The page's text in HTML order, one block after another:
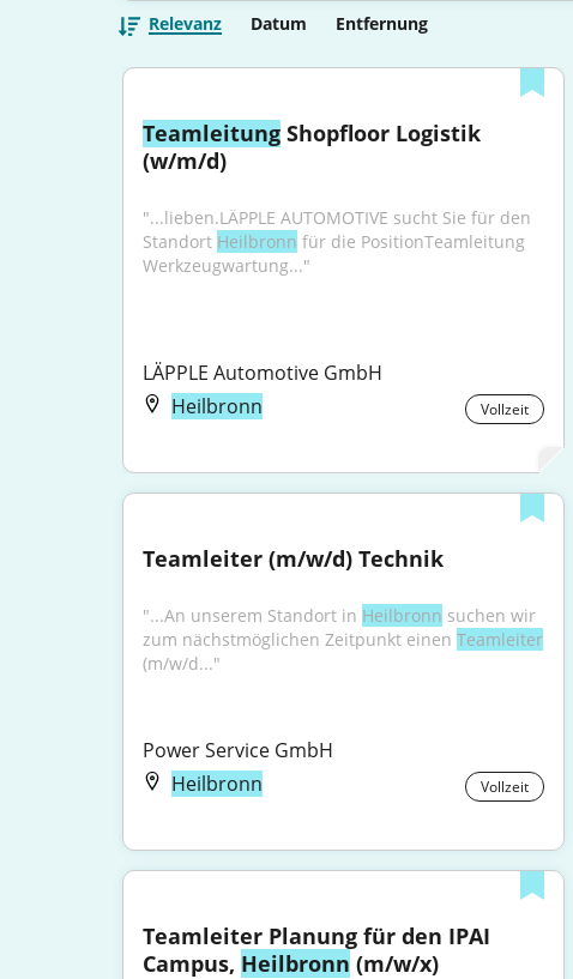
Relevanz Datum Entfernung
Teamleitung Shopfloor Logistik
(w/m/d)
"...lieben.LÄPPLE AUTOMOTIVE sucht Sie für den
Standort Heilbronn für die PositionTeamleitung
Werkzeugwartung..."
LÄPPLE Automotive GmbH
Heilbronn
Vollzeit
Teamleiter (m/w/d) Technik
"...An unserem Standort in Heilbronn suchen wir
zum nächstmöglichen Zeitpunkt einen Teamleiter
(m/w/d..."
Power Service GmbH
Heilbronn
Vollzeit
Teamleiter Planung für den IPAI
Campus, Heilbronn (m/w/x)